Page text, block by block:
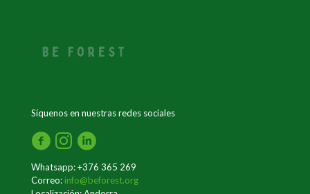
Síquenos en nuestras redes sociales
Whatsapp: +376 365 269
Correo: info@beforest.org